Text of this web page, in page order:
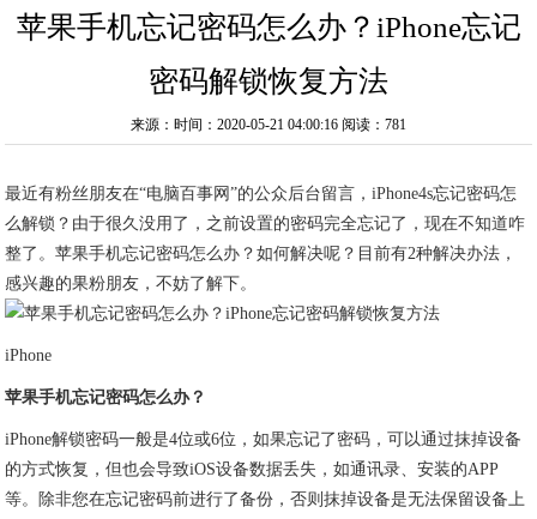
苹果手机忘记密码怎么办？iPhone忘记
密码解锁恢复方法
来源：时间：2020-05-21 04:00:16 阅读：781
最近有粉丝朋友在“电脑百事网”的公众后台留言，iPhone4s忘记密码怎
么解锁？由于很久没用了，之前设置的密码完全忘记了，现在不知道咋
整了。苹果手机忘记密码怎么办？如何解决呢？目前有2种解决办法，
感兴趣的果粉朋友，不妨了解下。
iPhone
苹果手机忘记密码怎么办？
iPhone解锁密码一般是4位或6位，如果忘记了密码，可以通过抹掉设备
的方式恢复，但也会导致iOS设备数据丢失，如通讯录、安装的APP
等。除非您在忘记密码前进行了备份，否则抹掉设备是无法保留设备上